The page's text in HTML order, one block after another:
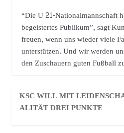
“Die U 21-Nationalmannschaft
begeistertes Publikum”, sagt
freuen, wenn uns wieder viele
unterstützen. Und wir werden
den Zuschauern guten Fußball
KSC WILL MIT
ALITÄT DREI PUNKTE